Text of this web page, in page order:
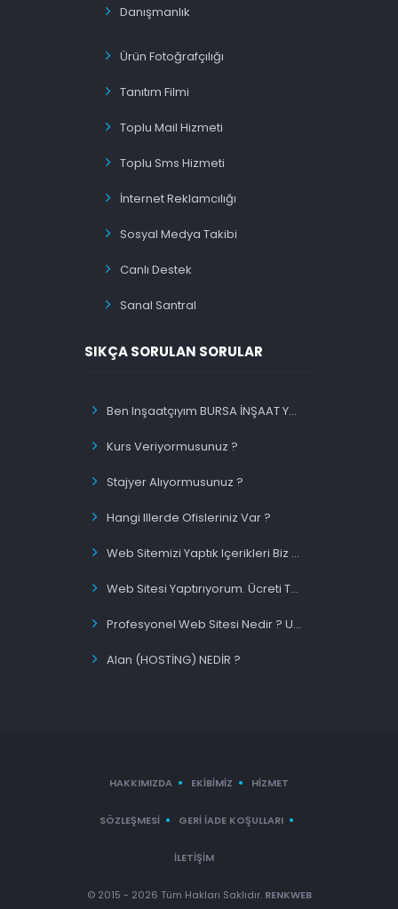
Danışmanlık
Ürün Fotoğrafçılığı
Tanıtım Filmi
Toplu Mail Hizmeti
Toplu Sms Hizmeti
İnternet Reklamcılığı
Sosyal Medya Takibi
Canlı Destek
Sanal Santral
SIKÇA SORULAN SORULAR
Ben Inşaatçıyım BURSA İNŞAAT Yazınca Ilk Sırada Olacakmıyım ?
Kurs Veriyormusunuz ?
Stajyer Alıyormusunuz ?
Hangi Illerde Ofisleriniz Var ?
Web Sitemizi Yaptık Içerikleri Biz Migiriyorsunuz Siz Mi ?
Web Sitesi Yaptırıyorum. Ücreti Tek Sefermi Ödeyeceğim ?
Profesyonel Web Sitesi Nedir ? Uygun Fiyatlı Web Site Nedir ?
Alan (HOSTİNG) NEDİR ?
HAKKIMIZDA EKIBIMIZ HIZMET
SÖZLEŞMESI GERI İADE KOŞULLARI
İLETIŞIM
© 2015 - 2026 Tüm Hakları Saklıdır. RENKWEB